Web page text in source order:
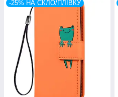
-25% НА СКЛО/ПЛІВКУ